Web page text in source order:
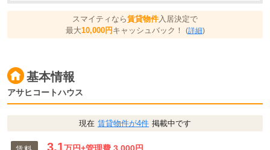
スマイティなら賃貸物件 入居決定で
最大10,000円キャッシュバック！ (詳細)
基本情報
アサヒコートハウス
現在 賃貸物件が4件 掲載中です
3.1万円+管理費 3,000円